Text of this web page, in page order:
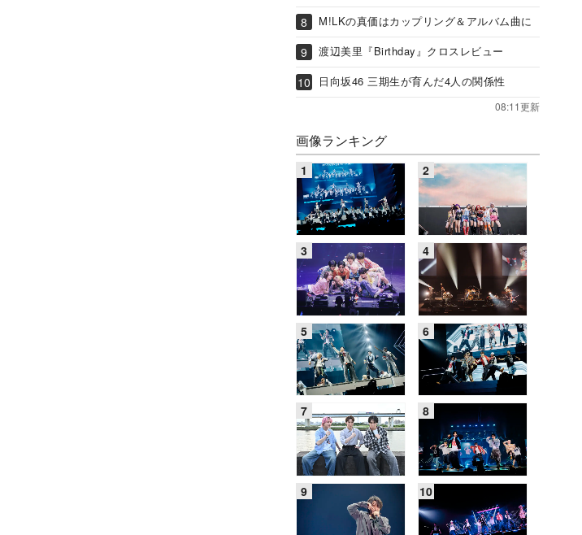
M!LKの真価はカップリング＆アルバム曲に
渡辺美里『Birthday』クロスレビュー
日向坂46 三期生が育んだ4人の関係性
08:11更新
画像ランキング